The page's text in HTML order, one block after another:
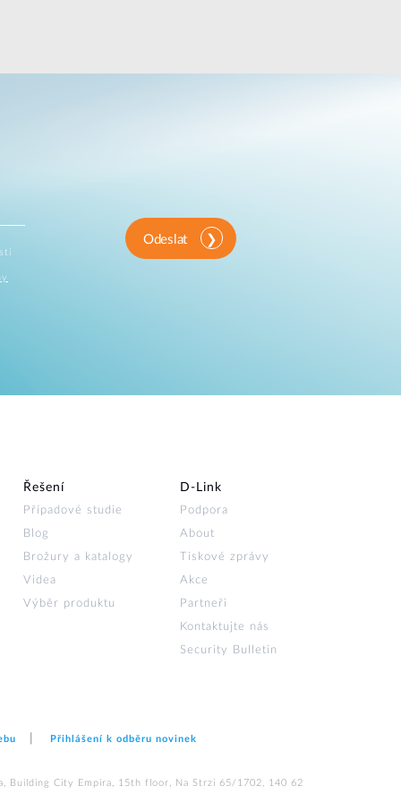
Odeslat
Řešení
Případové studie
Blog
Brožury a katalogy
Videa
Výběr produktu
D‑Link
Podpora
About
Tiskové zprávy
Akce
Partneři
Kontaktujte nás
Security Bulletin
Přihlášení k odběru novinek
Building City Empira, 15th floor, Na Strzi 65/1702, 140 62